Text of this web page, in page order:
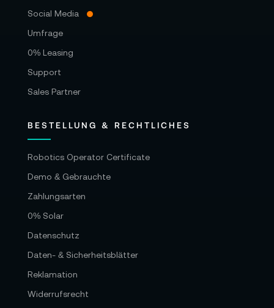
Social Media
Umfrage
0% Leasing
Support
Sales Partner
BESTELLUNG & RECHTLICHES
Robotics Operator Certificate
Demo & Gebrauchte
Zahlungsarten
0% Solar
Datenschutz
Daten- & Sicherheitsblätter
Reklamation
Widerrufsrecht